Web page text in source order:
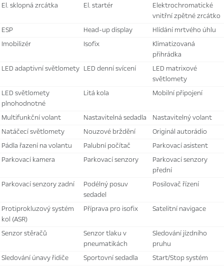
el. sklopná zrcátka
el. startér
elektrochromatické
vnitřní zpětné zrcátko
ESP
head-up display
hlídání mrtvého úhlu
imobilizér
isofix
klimatizovaná
přihrádka
LED adaptivní světlomety
LED denní svícení
LED matrixové
světlomety
LED světlomety
plnohodnotné
litá kola mobilní připojení
multifunkční volant nastavitelná sedadla
nastavitelný volant
natáčecí světlomety
nouzové brždění
originál autorádio
pádla řazení na volantu
palubní počítač
parkovací asistent
parkovací kamera
parkovací senzory
parkovací senzory
přední
parkovací senzory zadní
podélný posuv
sedadel
posilovač řízení
protiprokluzový systém
kol (ASR)
příprava pro isofix satelitní navigace
senzor stěračů
senzor tlaku v
pneumatikách
sledování jízdního
pruhu
sledování únavy řidiče
sportovní sedadla
Start/Stop systém